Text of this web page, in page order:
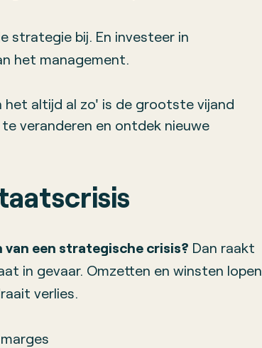
strategie bij. En investeer in
het management.
het altijd al zo' is de grootste vijand
veranderen en ontdek nieuwe
van een strategische crisis? Dan raakt
in gevaar. Omzetten en winsten lopen
verlies.